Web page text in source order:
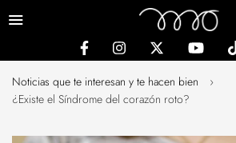
Noticias que te interesan y te hacen bien
›
¿Existe el Síndrome del corazón roto?